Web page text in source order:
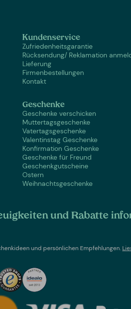
Kundenservice
Zufriedenheitsgarantie
Rücksendung/ Reklamation
Lieferung
Firmenbestellungen
Kontakt
Geschenke
Geschenke verschicken
Muttertagsgeschenke
Vatertagsgeschenke
Valentinstag Geschenke
Konfirmation Geschenke
Geschenke für Freund
Geschenkgutscheine
Ostern
Weihnachtsgeschenke
und Rabatte
und persönlichen Empfehlungen.